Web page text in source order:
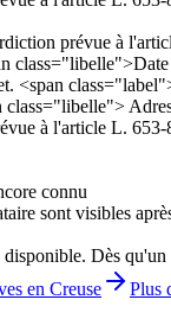
prévue à
class="libelle">
à l'article L.
connu
sont visibles
Dès
en Creuse
Plus